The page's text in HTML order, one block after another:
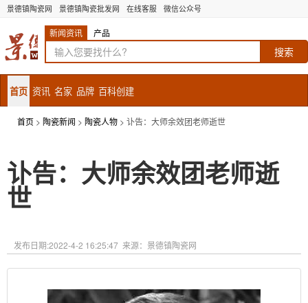
景德镇陶瓷网 景德镇陶瓷批发网 在线客服 微信公众号
新闻资讯 产品
首页 资讯 名家 品牌 百科创建
首页 > 陶瓷新闻 > 陶瓷人物 > 讣告：大师余效团老师逝世
讣告：大师余效团老师逝
世
发布日期:2022-4-2 16:25:47 来源：景德镇陶瓷网